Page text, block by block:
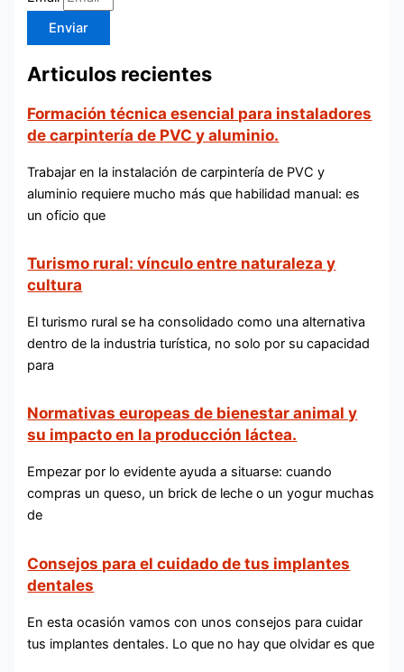
Enviar
Articulos recientes
Formación técnica esencial para instaladores
de carpintería de PVC y aluminio.
Trabajar en la instalación de carpintería de PVC y
aluminio requiere mucho más que habilidad manual: es
un oficio que
Turismo rural: vínculo entre naturaleza y
cultura
El turismo rural se ha consolidado como una alternativa
dentro de la industria turística, no solo por su capacidad
para
Normativas europeas de bienestar animal y
su impacto en la producción láctea.
Empezar por lo evidente ayuda a situarse: cuando
compras un queso, un brick de leche o un yogur muchas
de
Consejos para el cuidado de tus implantes
dentales
En esta ocasión vamos con unos consejos para cuidar
tus implantes dentales. Lo que no hay que olvidar es que